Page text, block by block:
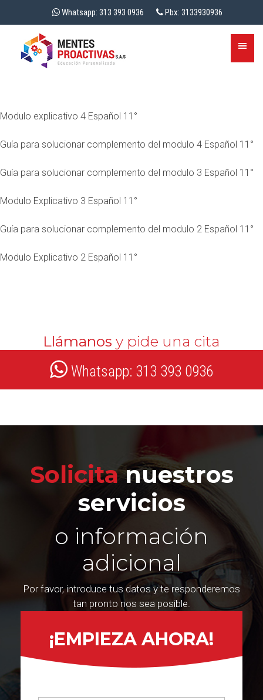
Whatsapp: 313 393 0936 Pbx: 3133930936
Modulo explicativo 4 Español 11°
Guía para solucionar complemento del modulo 4 Español 11°
Guía para solucionar complemento del modulo 3 Español 11°
Modulo Explicativo 3 Español 11°
Guía para solucionar complemento del modulo 2 Español 11°
Modulo Explicativo 2 Español 11°
Llámanos y pide una cita
Whatsapp: 313 393 0936
Solicitanuestros
servicios
o información
adicional
Por favor, introduce tus datos y te responderemos
tan pronto nos sea posible.
¡EMPIEZA AHORA!